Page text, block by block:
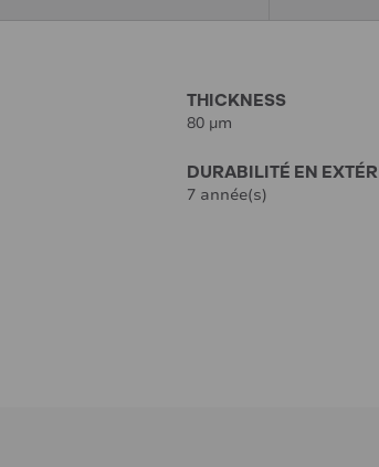
THICKNESS
80 µm
DURABILITÉ EN
7 année(s)